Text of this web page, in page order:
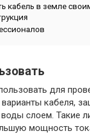
кабель в земле
для
варианты кабеля,
слоем. Такие
мощность